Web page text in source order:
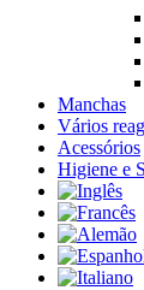
Manchas
Vários
Acessórios
Higiene e